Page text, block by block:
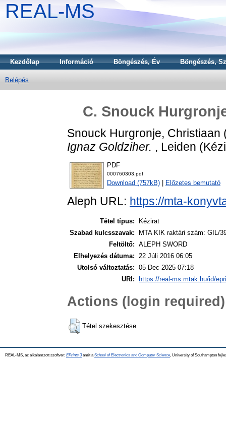
REAL-MS
Kezdőlap Információ Böngészés, Év Böngészés,
Belépés
C. Snouck
Snouck Hurgronje, Christiaan
Ignaz Goldziher. , Leiden
PDF
000760303.pdf
Download (757kB) Előzetes bemutató
Aleph URL: https://mta-
Tétel típus:
Kézirat
Szabad kulcsszavak:
MTA KIK raktári szám: GIL/
Feltöltő: ALEPH SWORD
Elhelyezés dátuma: 22 Júli 2016 06:05
Utolsó változtatás: 05 Dec 2025 07:18
URI:
https://real-ms.mtak.hu/id/
Actions (login required)
Tétel szekesztése
REAL-MS, az alkalamzott szoftver: EPrints 3amit a School of Electronics and Computer Science , University of Southampton